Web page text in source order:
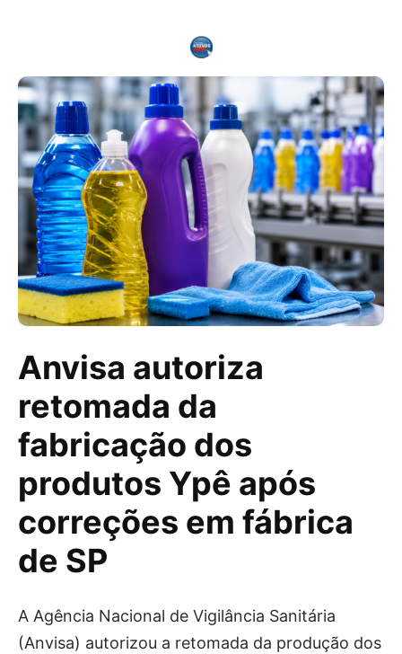
Anvisa autoriza
retomada da
fabricação dos
produtos Ypê após
correções em fábrica
de SP
A Agência Nacional de Vigilância Sanitária
(Anvisa) autorizou a retomada da produção dos